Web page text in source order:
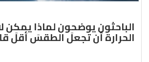
الباحثون يوضحون لماذا يمكن
الحرارة أن تجعلَ الطقسَ أقلَ